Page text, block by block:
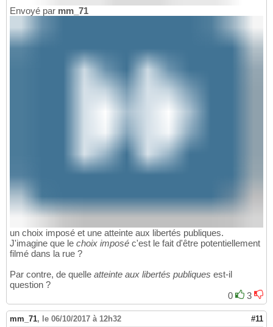
Envoyé par mm_71
un choix imposé et une atteinte aux libertés publiques.
J'imagine que le choix imposé c'est le fait d'être potentiellement
filmé dans la rue ?
Par contre, de quelle atteinte aux libertés publiques est-il
question ?
0
3
mm_71, le 06/10/2017 à 12h32 #11